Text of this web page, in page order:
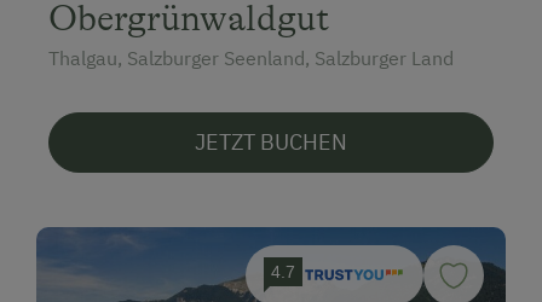
Obergrünwaldgut
Thalgau, Salzburger Seenland, Salzburger Land
JETZT BUCHEN
4.7